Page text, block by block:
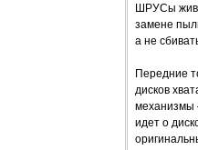
ШРУСы
замене
а не
Передние
дисков
механизмы
идет о